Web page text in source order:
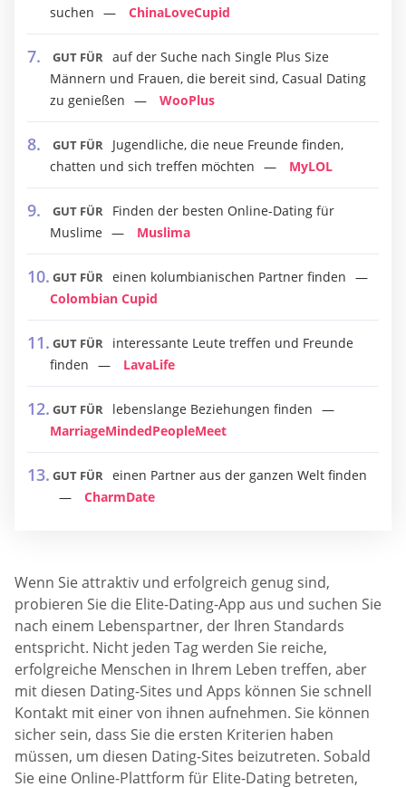
suchen
ChinaLoveCupid
GUT FÜR auf der Suche nach Single Plus Size
Männern und Frauen, die bereit sind, Casual Dating
zu genießen
WooPlus
GUT FÜR
Jugendliche, die neue Freunde finden,
chatten und sich treffen möchten
MyLOL
GUT FÜR
Finden der besten Online-Dating für
Muslime
Muslima
GUT FÜR einen kolumbianischen Partner finden
Colombian Cupid
GUT FÜR
interessante Leute treffen und Freunde
finden
LavaLife
GUT FÜR
lebenslange Beziehungen finden
MarriageMindedPeopleMeet
GUT FÜR einen Partner aus der ganzen Welt finden
CharmDate
Wenn Sie attraktiv und erfolgreich genug sind,
probieren Sie die Elite-Dating-App aus und suchen Sie
nach einem Lebenspartner, der Ihren Standards
entspricht. Nicht jeden Tag werden Sie reiche,
erfolgreiche Menschen in Ihrem Leben treffen, aber
mit diesen Dating-Sites und Apps können Sie schnell
Kontakt mit einer von ihnen aufnehmen. Sie können
sicher sein, dass Sie die ersten Kriterien haben
müssen, um diesen Dating-Sites beizutreten. Sobald
Sie eine Online-Plattform für Elite-Dating betreten,